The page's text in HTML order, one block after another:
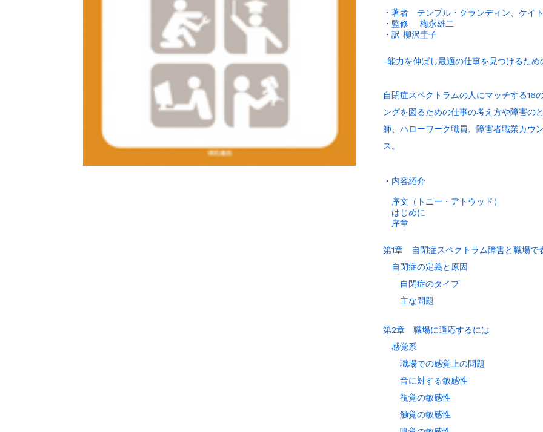
・著者 テンプル・グランディン、ケイ
・監修 梅永雄二
・訳 柳沢圭子
-能力を伸ばし最適の仕事を見つけるた
自閉症スペクトラムの人にマッチする16
ングを図るための仕事の考え方や障害の
師、ハローワーク職員、障害者職業カウ
ス。
・内容紹介
序文（トニー・アトウッド）
はじめに
序章
第1章 自閉症スペクトラム障害と職場で
自閉症の定義と原因
自閉症のタイプ
主な問題
第2章 職場に適応するには
感覚系
職場での感覚上の問題
音に対する敏感性
視覚の敏感性
触覚の敏感性